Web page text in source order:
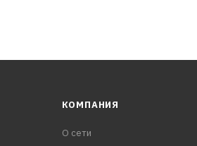
КОМПАНИЯ
О сети